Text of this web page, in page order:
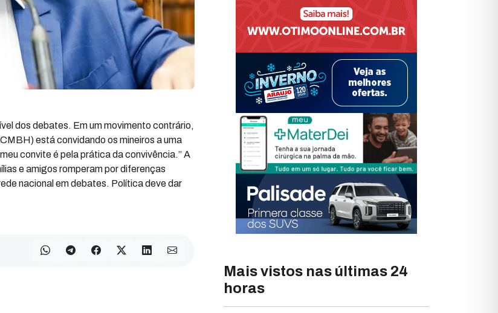
dos debates. Em um movimento contrário,
está convidando os mineiros a uma
convite é pela prática da convivência.” A
e amigos romperam por diferenças
nacional em debates. Política deve dar
Mais vistos nas últimas 24
horas